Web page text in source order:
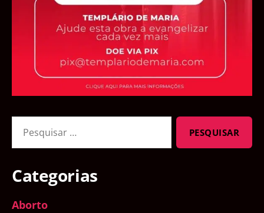
por:
Categorias
Aborto